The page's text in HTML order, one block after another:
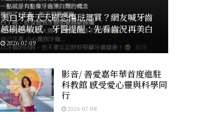
美白牙膏天天刷恐傷琺瑯質？網友喊牙齒
越刷越敏感 牙醫提醒：先看齒況再美白
2026-07-09
影音/ 善愛嘉年華首度進駐
科教館 感受愛心靈與科學同
行
2026-07-08